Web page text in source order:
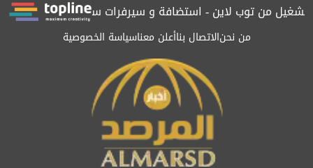
من توب لاين - استضافة و سيرفرات سعوديةالمرصد حاصلة على
من نحنالاتصال بناأعلن معناسياسة الخصوصية